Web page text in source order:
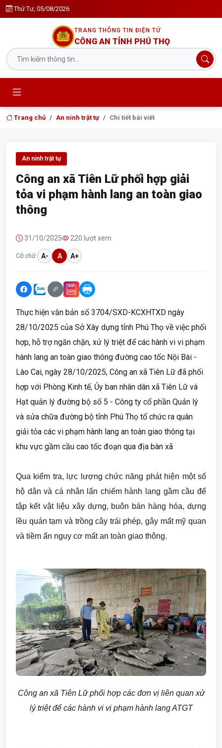
Thứ Tư, 05/08/2026
TRANG THÔNG TIN ĐIỆN TỬ
CÔNG AN TỈNH PHÚ THỌ
Trang chủ An ninh trật tự Chi tiết bài viết
An ninh trật tự
Công an xã Tiên Lữ phối hợp giải
tỏa vi phạm hành lang an toàn giao
thông
31/10/2025 220 lượt xem
Cỡ chữ: A- A A+
Thực hiện văn bản số 3704/SXD-KCXHTXD ngày
28/10/2025 của Sở Xây dựng tỉnh Phú Thọ về việc phối
hợp, hỗ trợ ngăn chặn, xử lý triệt để các hành vi vi phạm
hành lang an toàn giao thông đường cao tốc Nội Bài -
Lào Cai, ngày 28/10/2025, Công an xã Tiên Lữ đã phối
hợp với Phòng Kinh tế, Ủy ban nhân dân xã Tiên Lữ và
Hạt quản lý đường bộ số 5 - Công ty cổ phần Quản lý
và sửa chữa đường bộ tỉnh Phú Thọ tổ chức ra quân
giải tỏa các vi phạm hành lang an toàn giao thông tại
khu vực gầm cầu cao tốc đoạn qua địa bàn xã
Qua kiểm tra, lực lượng chức năng phát hiện một số
hộ dân và cá nhân lấn chiếm hành lang gầm cầu để
tập kết vật liệu xây dựng, buôn bán hàng hóa, dựng
lều quán tạm và trồng cây trái phép, gây mất mỹ quan
và tiềm ẩn nguy cơ mất an toàn giao thông.
Công an xã Tiên Lữ phối hợp các đơn vị liên quan xử
lý triệt để các hành vi vi phạm hành lang ATGT